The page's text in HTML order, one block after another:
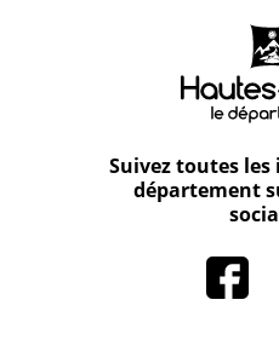
Suivez toutes
département